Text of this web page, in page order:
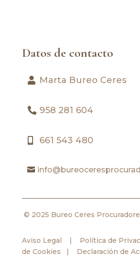
Datos de contacto
Marta Bureo Ceres
958 281 604
661 543 480
© 2025 Bureo Ceres
Aviso Legal Política de
de Cookies
Declaración de